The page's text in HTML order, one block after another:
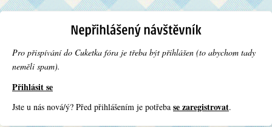
Pro přispívání do Cuketka fóra je třeba být přihlášen (to abychom tady
neměli spam).
Přihlásit se
Jste u nás nová/ý? Před přihlášením je potřeba se zaregistrovat.